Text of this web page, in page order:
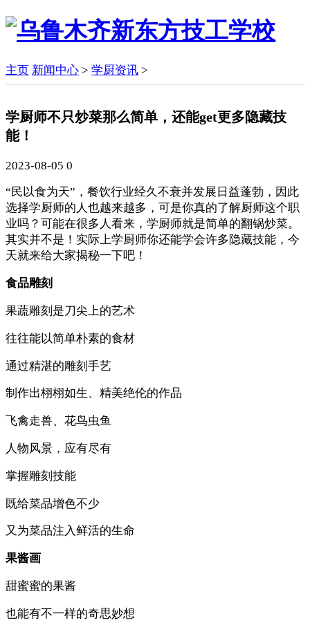
主页 新闻中心 > 学厨资讯 >
学厨师不只炒菜那么简单，还能get更多隐藏技
能！
2023-08-05 0
“民以食为天”，餐饮行业经久不衰并发展日益蓬勃，因此
选择学厨师的人也越来越多，可是你真的了解厨师这个职
业吗？可能在很多人看来，学厨师就是简单的翻锅炒菜。
其实并不是！实际上学厨师你还能学会许多隐藏技能，今
天就来给大家揭秘一下吧！
食品雕刻
果蔬雕刻是刀尖上的艺术
往往能以简单朴素的食材
通过精湛的雕刻手艺
制作出栩栩如生、精美绝伦的作品
飞禽走兽、花鸟虫鱼
人物风景，应有尽有
掌握雕刻技能
既给菜品增色不少
又为菜品注入鲜活的生命
果酱画
甜蜜蜜的果酱
也能有不一样的奇思妙想